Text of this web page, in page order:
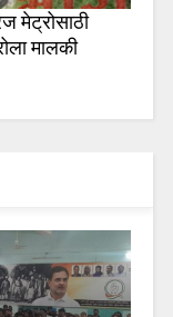
मेट्रोसाठी
मालकी